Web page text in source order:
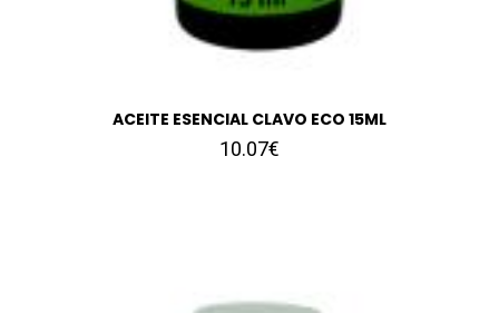
ACEITE ESENCIAL CLAVO ECO 15ML
10.07€